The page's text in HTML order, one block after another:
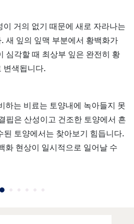
이 거의 없기 때문에 새로 자라나는
새 잎의 잎맥 부분에서 황백화가
심각할 때 최상부 잎은 완전히 황
변색됩니다.
하는 비료는 토양내에 녹아들지 못
핍은 산성이고 건조한 토양에서 흔
된 토양에서는 찾아보기 힘듭니다.
화 현상이 일시적으로 일어날 수